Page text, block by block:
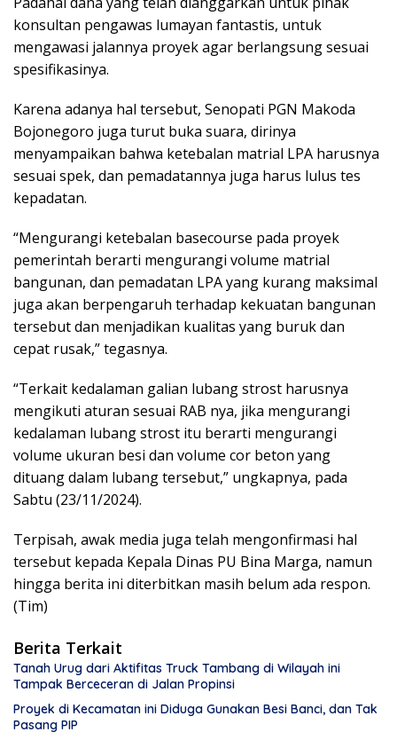
konsultan pengawas lumayan fantastis, untuk
mengawasi jalannya proyek agar berlangsung sesuai
spesifikasinya.
Karena adanya hal tersebut, Senopati PGN Makoda
Bojonegoro juga turut buka suara, dirinya
menyampaikan bahwa ketebalan matrial LPA harusnya
sesuai spek, dan pemadatannya juga harus lulus tes
kepadatan.
“Mengurangi ketebalan basecourse pada proyek
pemerintah berarti mengurangi volume matrial
bangunan, dan pemadatan LPA yang kurang maksimal
juga akan berpengaruh terhadap kekuatan bangunan
tersebut dan menjadikan kualitas yang buruk dan
cepat rusak,” tegasnya.
“Terkait kedalaman galian lubang strost harusnya
mengikuti aturan sesuai RAB nya, jika mengurangi
kedalaman lubang strost itu berarti mengurangi
volume ukuran besi dan volume cor beton yang
dituang dalam lubang tersebut,” ungkapnya, pada
Sabtu (23/11/2024).
Terpisah, awak media juga telah mengonfirmasi hal
tersebut kepada Kepala Dinas PU Bina Marga, namun
hingga berita ini diterbitkan masih belum ada respon.
(Tim)
Berita Terkait
Tanah Urug dari Aktifitas Truck Tambang di Wilayah ini
Tampak Berceceran di Jalan Propinsi
Proyek di Kecamatan ini Diduga Gunakan Besi Banci, dan Tak
Pasang PIP